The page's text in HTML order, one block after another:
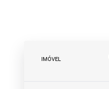
IMÓVEL